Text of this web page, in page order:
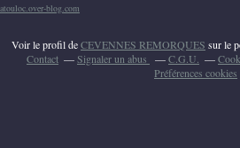
atouloc.over-blog.com
Voir le profil deCEVENNES REMORQUES sur le
Contact
Signaler un abus C.G.U.
Préférences cookies